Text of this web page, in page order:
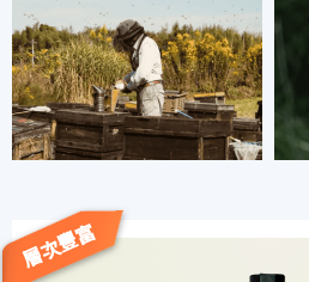
層次豐富